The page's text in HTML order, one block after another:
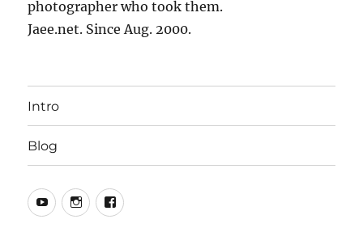
photographer who took them.
Jaee.net. Since Aug. 2000.
Intro
Blog
YouTubeInstagramFacebook